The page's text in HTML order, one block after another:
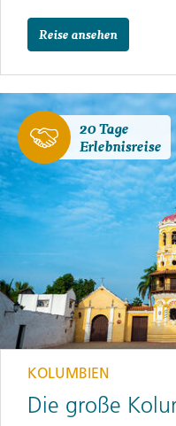
Reise ansehen
20 Tage
Erlebnisreise
KOLUMBIEN
Die große